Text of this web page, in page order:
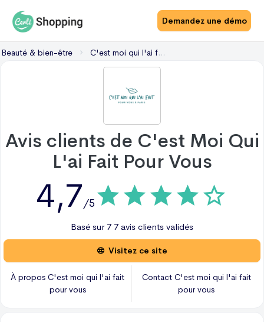
Demandez une démo
Beauté & bien-être C'est moi qui l'ai fait pour vous
Avis clients de C'est Moi Qui
L'ai Fait Pour Vous
4,7/5
Basé sur 7 7 avis clients validés
Visitez ce site
À propos C'est moi qui l'ai fait
pour vous
Contact C'est moi qui l'ai fait
pour vous